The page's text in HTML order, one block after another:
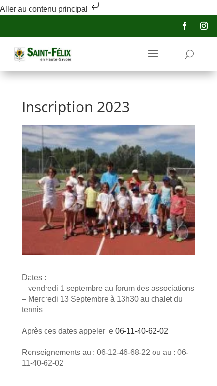
Aller au contenu principal
Inscription 2023
Dates :
– vendredi 1 septembre au forum des associations
– Mercredi 13 Septembre à 13h30 au chalet du
tennis
Après ces dates appeler le 06-11-40-62-02
Renseignements au : 06-12-46-68-22 ou au : 06-
11-40-62-02